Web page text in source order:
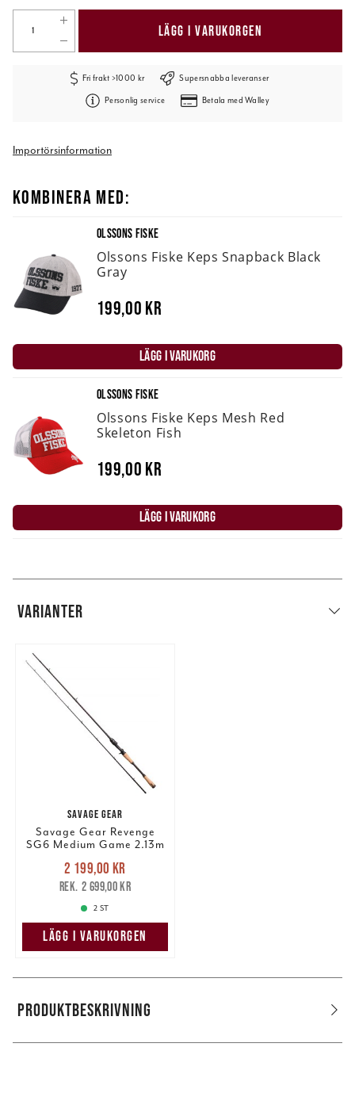
LÄGG I VARUKORGEN
Fri frakt >1000 kr Supersnabba leveranser
Personlig service Betala med Walley
Importörsinformation
KOMBINERA MED:
OLSSONS FISKE
Olssons Fiske Keps Snapback Black
Gray
199,00 kr
LÄGG I VARUKORG
OLSSONS FISKE
Olssons Fiske Keps Mesh Red
Skeleton Fish
199,00 kr
LÄGG I VARUKORG
VARIANTER
SAVAGE GEAR
Savage Gear Revenge
SG6 Medium Game 2.13m
Nuvarande pris
2 199,00 krTidigare pris
2 699,00 kr
2 199,00 kr
2 699,00 kr
2 ST
LÄGG I VARUKORGEN
PRODUKTBESKRIVNING